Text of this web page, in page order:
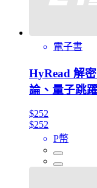
電子書
HyRead 解
論、量子跳
$252
$252
P幣